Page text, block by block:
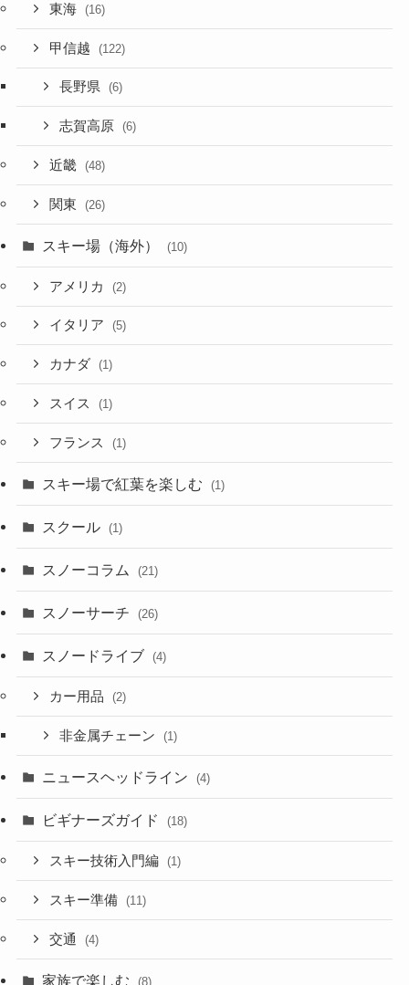
東海 (16)
甲信越 (122)
長野県 (6)
志賀高原 (6)
近畿 (48)
関東 (26)
スキー場（海外） (10)
アメリカ (2)
イタリア (5)
カナダ (1)
スイス (1)
フランス (1)
スキー場で紅葉を楽しむ (1)
スクール (1)
スノーコラム (21)
スノーサーチ (26)
スノードライブ (4)
カー用品 (2)
非金属チェーン (1)
ニュースヘッドライン (4)
ビギナーズガイド (18)
スキー技術入門編 (1)
スキー準備 (11)
交通 (4)
家族で楽しむ (8)